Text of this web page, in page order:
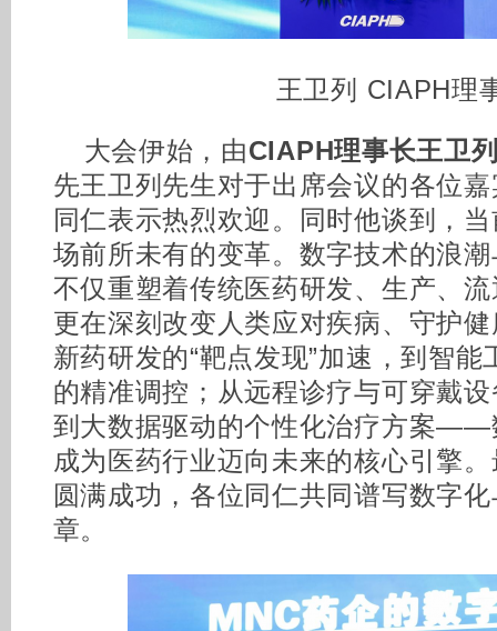
王卫列 CIAPH理
大会伊始，由CIAPH理事长王卫
先王卫列先生对于出席会议的各位
同仁表示热烈欢迎。同时他谈到，
场前所未有的变革。数字技术的浪
不仅重塑着传统医药研发、生产、
更在深刻改变人类应对疾病、守护
新药研发的“靶点发现”加速，到智能
的精准调控；从远程诊疗与可穿戴设
到大数据驱动的个性化治疗方案——
成为医药行业迈向未来的核心引擎
圆满成功，各位同仁共同谱写数字
章。